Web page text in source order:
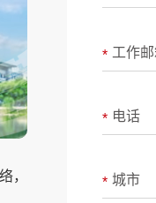
，
* 工作
* 电话
* 城市